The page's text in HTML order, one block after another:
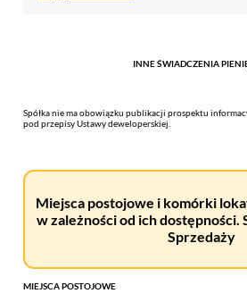
INNE ŚWIADCZENIA
Spółka nie ma obowiązku publikacji prospektu
pod przepisy Ustawy deweloperskiej.
Miejsca postojowe i komórki
w zależności od ich dostępności.
Sprzedaży
MIEJSCA POSTOJOWE